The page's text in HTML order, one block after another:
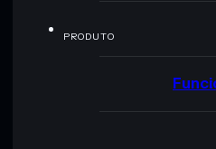
PRODUTO